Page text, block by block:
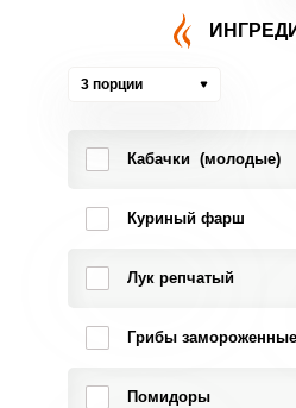
3 порции
Кабачки (молодые)
Куриный фарш
Лук репчатый
Грибы замороженные
Помидоры